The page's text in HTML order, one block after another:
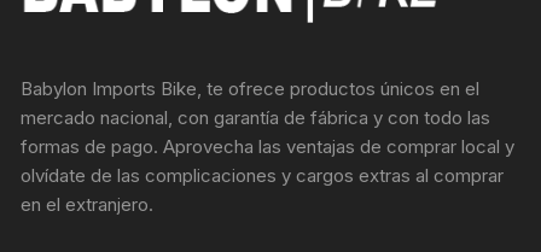
Babylon Imports Bike, te ofrece productos únicos en el
mercado nacional, con garantía de fábrica y con todo las
formas de pago. Aprovecha las ventajas de comprar local y
olvídate de las complicaciones y cargos extras al comprar
en el extranjero.